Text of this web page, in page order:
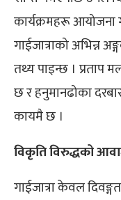
कार्यक्रमहरू आयोजना
गाईजात्राको अभिन्न
तथ्य पाइन्छ । प्रताप
छ र हनुमानढोका
कायमै छ ।
विकृति विरुद्धको
गाईजात्रा केवल